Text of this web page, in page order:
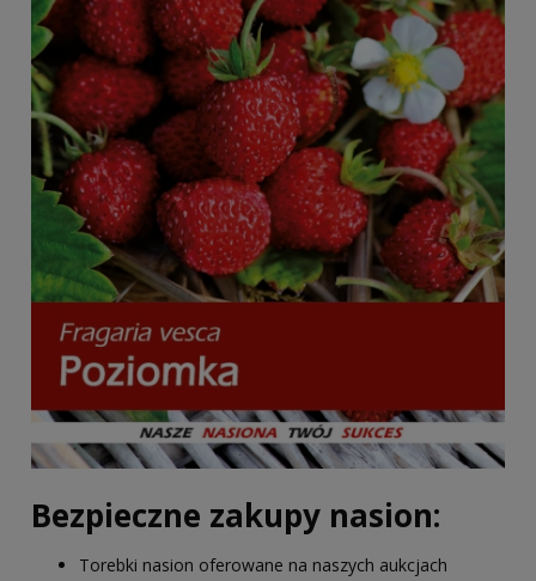
Bezpieczne zakupy nasion:
Torebki nasion oferowane na naszych aukcjach